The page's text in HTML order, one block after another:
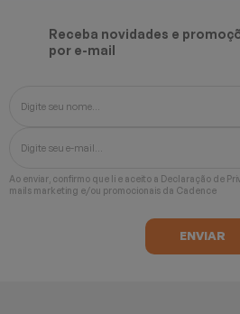
Receba novidades e
por e-mail
Ao enviar, confirmo que li e aceito a
mails marketing e/ou promocionais da Cadence